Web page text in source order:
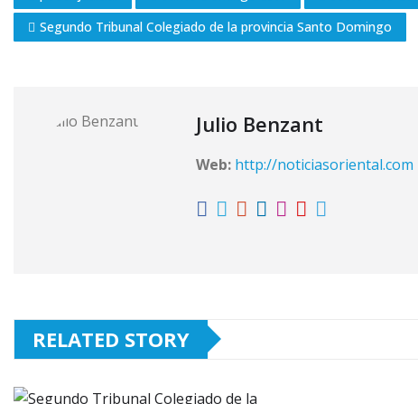
Segundo Tribunal Colegiado de la provincia Santo Domingo
Julio Benzant
Web: http://noticiasoriental.com
RELATED STORY